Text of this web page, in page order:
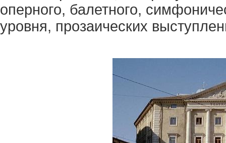
оперного, балетного,
уровня, прозаических